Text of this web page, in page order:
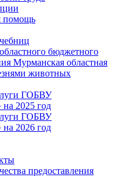
помощь
бюджетного
Мурманская областная
животных
ГОБВУ
2025 год
ГОБВУ
2026 год
предоставления